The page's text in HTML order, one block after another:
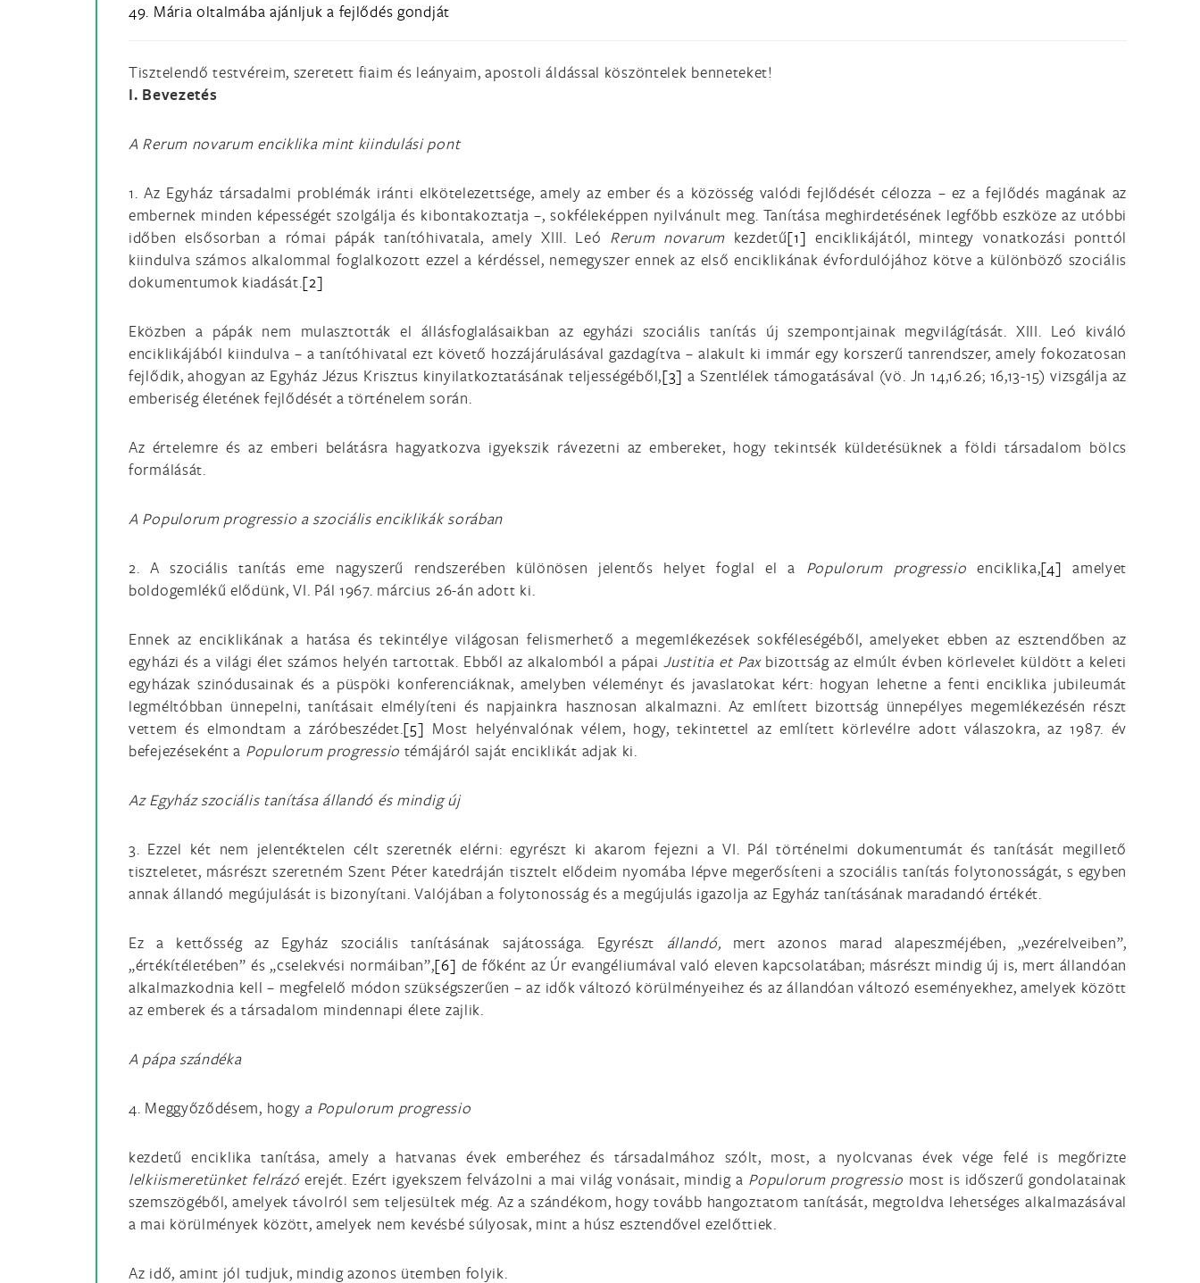
49. Mária oltalmába ajánljuk a fejlődés gondját
Tisztelendő testvéreim, szeretett fiaim és leányaim, apostoli áldással köszöntelek benneteket!
I. Bevezetés
A Rerum novarum enciklika mint kiindulási pont
1. Az Egyház társadalmi problémák iránti elkötelezettsége, amely az ember és a közösség valódi fejlődését célozza – ez a fejlődés magának az
embernek minden képességét szolgálja és kibontakoztatja –, sokféleképpen nyilvánult meg. Tanítása meghirdetésének legfőbb eszköze az utóbbi
időben elsősorban a római pápák tanítóhivatala, amely XIII. Leó Rerum novarumkezdetű[1] enciklikájától, mintegy vonatkozási ponttól
kiindulva számos alkalommal foglalkozott ezzel a kérdéssel, nemegyszer ennek az első enciklikának évfordulójához kötve a különböző szociális
dokumentumok kiadását.[2]
Eközben a pápák nem mulasztották el állásfoglalásaikban az egyházi szociális tanítás új szempontjainak megvilágítását. XIII. Leó kiváló
enciklikájából kiindulva – a tanítóhivatal ezt követő hozzájárulásával gazdagítva – alakult ki immár egy korszerű tanrendszer, amely fokozatosan
fejlődik, ahogyan az Egyház Jézus Krisztus kinyilatkoztatásának teljességéből,[3] a Szentlélek támogatásával (vö. Jn 14,16.26; 16,13-15) vizsgálja az
emberiség életének fejlődését a történelem során.
Az értelemre és az emberi belátásra hagyatkozva igyekszik rávezetni az embereket, hogy tekintsék küldetésüknek a földi társadalom bölcs
formálását.
A Populorum progressio a szociális enciklikák sorában
2. A szociális tanítás eme nagyszerű rendszerében különösen jelentős helyet foglal el a Populorum progressio enciklika,[4] amelyet
boldogemlékű elődünk, VI. Pál 1967. március 26-án adott ki.
Ennek az enciklikának a hatása és tekintélye világosan felismerhető a megemlékezések sokféleségéből, amelyeket ebben az esztendőben az
egyházi és a világi élet számos helyén tartottak. Ebből az alkalomból a pápaiJustitia et Paxbizottság az elmúlt évben körlevelet küldött a keleti
egyházak szinódusainak és a püspöki konferenciáknak, amelyben véleményt és javaslatokat kért: hogyan lehetne a fenti enciklika jubileumát
legméltóbban ünnepelni, tanításait elmélyíteni és napjainkra hasznosan alkalmazni. Az említett bizottság ünnepélyes megemlékezésén részt
vettem és elmondtam a záróbeszédet.[5] Most helyénvalónak vélem, hogy, tekintettel az említett körlevélre adott válaszokra, az 1987. év
befejezéseként a Populorum progressio témájáról saját enciklikát adjak ki.
Az Egyház szociális tanítása állandó és mindig új
3. Ezzel két nem jelentéktelen célt szeretnék elérni: egyrészt ki akarom fejezni a VI. Pál történelmi dokumentumát és tanítását megillető
tiszteletet, másrészt szeretném Szent Péter katedráján tisztelt elődeim nyomába lépve megerősíteni a szociális tanítás folytonosságát, s egyben
annak állandó megújulását is bizonyítani. Valójában a folytonosság és a megújulás igazolja az Egyház tanításának maradandó értékét.
Ez a kettősség az Egyház szociális tanításának sajátossága. Egyrészt állandó, mert azonos marad alapeszméjében, „vezérelveiben”,
„értékítéletében” és „cselekvési normáiban”,[6] de főként az Úr evangéliumával való eleven kapcsolatában; másrészt mindig új is, mert állandóan
alkalmazkodnia kell – megfelelő módon szükségszerűen – az idők változó körülményeihez és az állandóan változó eseményekhez, amelyek között
az emberek és a társadalom mindennapi élete zajlik.
A pápa szándéka
4. Meggyőződésem, hogy a Populorum progressio
kezdetű enciklika tanítása, amely a hatvanas évek emberéhez és társadalmához szólt, most, a nyolcvanas évek vége felé is megőrizte
lelkiismeretünket felrázóerejét. Ezért igyekszem felvázolni a mai világ vonásait, mindig a Populorum progressio most is időszerű gondolatainak
szemszögéből, amelyek távolról sem teljesültek még. Az a szándékom, hogy tovább hangoztatom tanítását, megtoldva lehetséges alkalmazásával
a mai körülmények között, amelyek nem kevésbé súlyosak, mint a húsz esztendővel ezelőttiek.
Az idő, amint jól tudjuk, mindig azonos ütemben folyik.